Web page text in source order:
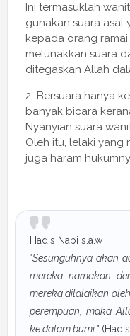
Ini termasuklah
gunakan suara asal
kepada orang ramai
melunakkan suara
ditegaskan Allah
Bersuara hanya
banyak bicara
Nyanyian suara
Oleh itu, lelaki yang
juga haram
Hadis Nabi s.a.w
"Sesunguhnya akan
mereka namakan
mereka dilalaikan
perempuan, maka
ke dalam bumi."(Hadis